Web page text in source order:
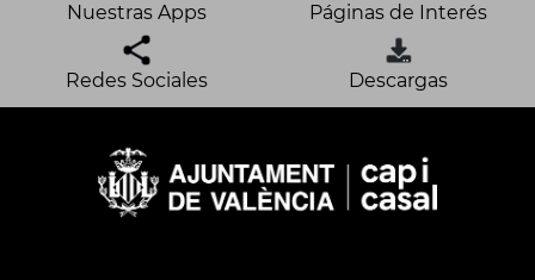
Nuestras Apps Páginas de Interés
Redes Sociales Descargas